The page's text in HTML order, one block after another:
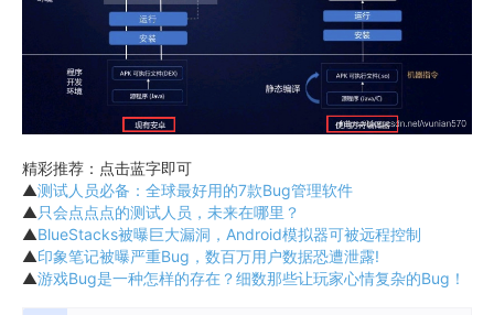
精彩推荐：点击蓝字即可
▲测试人员必备：全球最好用的7款Bug管理软件
▲只会点点点的测试人员，未来在哪里？
▲BlueStacks被曝巨大漏洞，Android模拟器可被远程控制
▲印象笔记被曝严重Bug，数百万用户数据恐遭泄露!
▲游戏Bug是一种怎样的存在？细数那些让玩家心情复杂的Bug！